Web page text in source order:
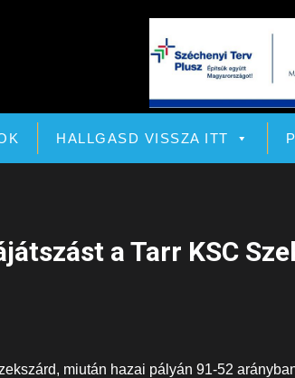
HALLGASD VISSZA ITT
a Tarr KSC
miután hazai pályán 91-52